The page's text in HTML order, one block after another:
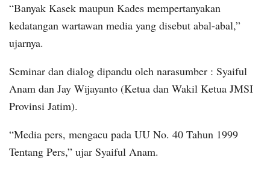
“Banyak Kasek maupun Kades mempertanyakan
kedatangan wartawan media yang disebut abal-abal,”
ujarnya.
Seminar dan dialog dipandu oleh narasumber : Syaiful
Anam dan Jay Wijayanto (Ketua dan Wakil Ketua JMSI
Provinsi Jatim).
“Media pers, mengacu pada UU No. 40 Tahun 1999
Tentang Pers,” ujar Syaiful Anam.